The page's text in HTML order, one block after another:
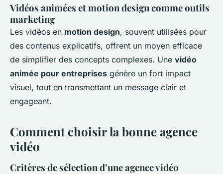
Vidéos animées et motion design comme outils
marketing
Les vidéos en motion design, souvent utilisées pour
des contenus explicatifs, offrent un moyen efficace
de simplifier des concepts complexes. Une vidéo
animée pour entreprises génère un fort impact
visuel, tout en transmettant un message clair et
engageant.
Comment choisir la bonne agence
vidéo
Critères de sélection d’une agence vidéo